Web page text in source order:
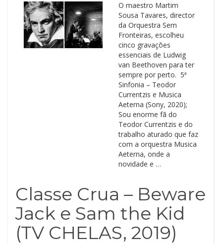
O maestro Martim
Sousa Tavares, director
da Orquestra Sem
Fronteiras, escolheu
cinco gravações
essenciais de Ludwig
van Beethoven para ter
sempre por perto. 5ª
Sinfonia – Teodor
Currentzis e Musica
Aeterna (Sony, 2020);
Sou enorme fã do
Teodor Currentzis e do
trabalho aturado que faz
com a orquestra Musica
Aeterna, onde a
novidade e …
Classe Crua – Beware
Jack e Sam the Kid
(TV CHELAS, 2019)